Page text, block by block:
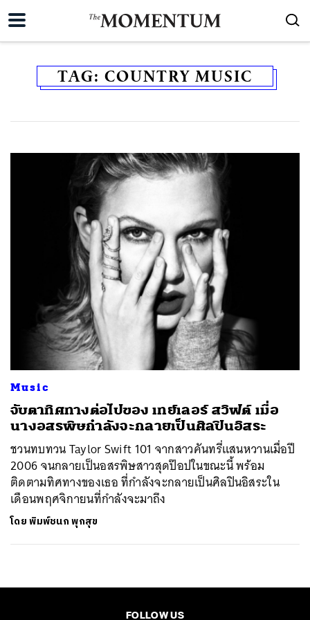
TAG: COUNTRY MUSIC
Music
จับตาทิศทางต่อไปของ เทย์เลอร์ สวิฟต์ เมื่อ
นางอสรพิษกำลังจะกลายเป็นศิลปินอิสระ
ชวนทบทวน Taylor Swift 101 จากสาวคันทรี่แสนหวานเมื่อปี
2006 จนกลายเป็นอสรพิษสาวสุดป๊อปในขณะนี้ พร้อม
ติดตามทิศทางของเธอ ที่กำลังจะกลายเป็นศิลปินอิสระใน
เดือนพฤศจิกายนที่กำลังจะมาถึง
โดยพิมพ์ชนก พุกสุข
FOLLOW US
SHARE TWEET LINE EMAIL